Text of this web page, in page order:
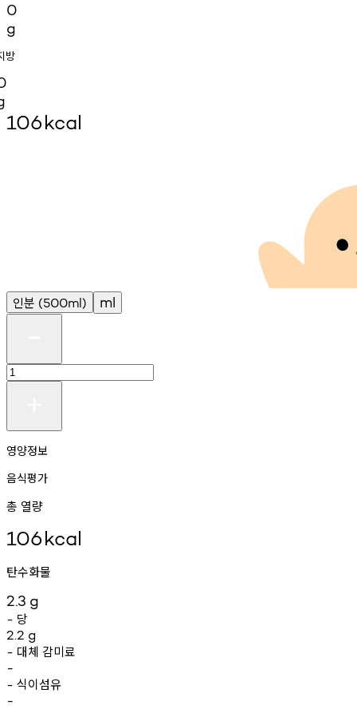
0
g
방
106kcal
인분 (500ml) ml
영양정보
음식평가
총 열량
106kcal
탄수화물
2.3 g
- 당
2.2 g
- 대체 감미료
-
- 식이섬유
-